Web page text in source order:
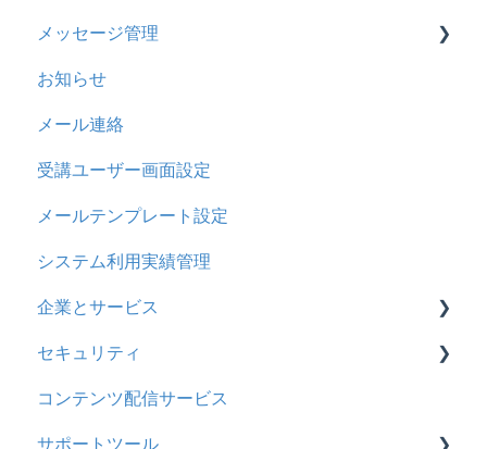
ビデオ
ドリル
メール
メッセージ
お知らせ
多言語変換
助成金
2023年11月アップデート
2023年8月アップデート
2023年4月アップデート
CSVについて
【問題・ドリル】の参考
ドリルスキンについて
問題属性
概要
基本操作
採点権限のみを持ったユーザ
採点・承認権限を持ったユーザ
メッセージ管理
基本操作
リンクメッセージスレッド
お知らせ
メール連絡
受講ユーザー画面設定
メールテンプレート設定
システム利用実績管理
企業とサービス
用語の定義
企業について
統合ユーザーについて
セキュリティ
シングルサインオン設定
証明書認証
コンテンツ配信サービス
サポートツール